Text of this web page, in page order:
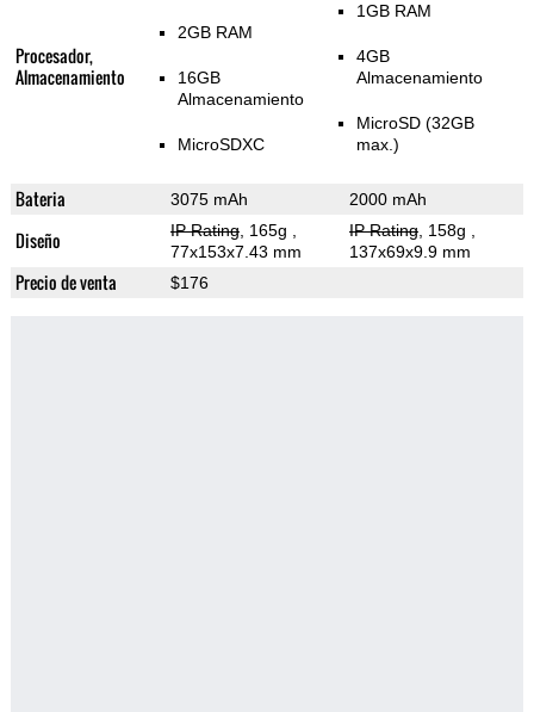
Procesador,
Almacenamiento
2GB RAM
16GB
Almacenamiento
MicroSDXC
1GB RAM
4GB
Almacenamiento
MicroSD (32GB
max.)
Bateria 3075 mAh 2000 mAh
Diseño IP Rating, 165g
77x153x7.43 mm
IP Rating, 158g
137x69x9.9 mm
Precio de venta $176